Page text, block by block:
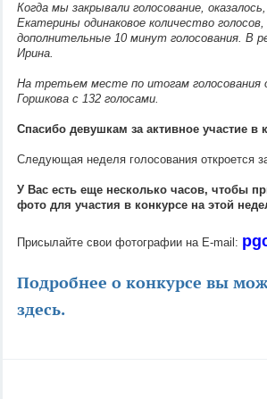
Когда мы закрывали голосование,
Екатерины одинаковое количество
дополнительные 10 минут голосования. В
Ирина.
На третьем месте по итогам голосования
Горшкова с 132 голосами.
Спасибо девушкам за активное участие в
Следующая неделя голосования откроется
У Вас есть еще несколько часов, чтобы
фото для участия в конкурсе на этой
Присылайте свои фотографии на E-mail:
Подробнее о конкурсе вы
здесь.